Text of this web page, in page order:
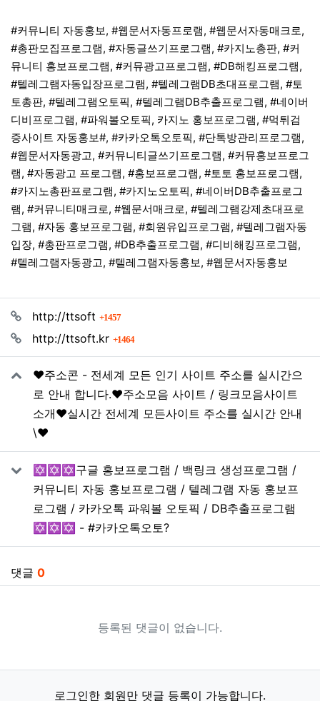
#커뮤니티 자동홍보, #웹문서자동프로램, #웹문서자동매크로,
#총판모집프로그램, #자동글쓰기프로그램, #카지노총판, #커
뮤니티 홍보프로그램, #커뮤광고프로그램, #DB해킹프로그램,
#텔레그램자동입장프로그램, #텔레그램DB초대프로그램, #토
토총판, #텔레그램오토픽, #텔레그램DB추출프로그램, #네이버
디비프로그램, #파워볼오토픽, 카지노 홍보프로그램, #먹튀검
증사이트 자동홍보#, #카카오톡오토픽, #단톡방관리프로그램,
#웹문서자동광고, #커뮤니티글쓰기프로그램, #커뮤홍보프로그
램, #자동광고 프로그램, #홍보프로그램, #토토 홍보프로그램,
#카지노총판프로그램, #카지노오토픽, #네이버DB추출프로그
램, #커뮤니티매크로, #웹문서매크로, #텔레그램강제초대프로
그램, #자동 홍보프로그램, #회원유입프로그램, #텔레그램자동
입장, #총판프로그램, #DB추출프로그램, #디비해킹프로그램,
#텔레그램자동광고, #텔레그램자동홍보, #웹문서자동홍보
http://ttsoft 1457회 연결
http://ttsoft.kr
1464회 연결
❤️주소콘 - 전세계 모든 인기 사이트 주소를 실시간으
로 안내 합니다.❤️주소모음 사이트 / 링크모음사이트
소개❤️실시간 전세계 모든사이트 주소를 실시간 안내
\❤️
✡️✡️✡️구글 홍보프로그램 / 백링크 생성프로그램 /
커뮤니티 자동 홍보프로그램 / 텔레그램 자동 홍보프
로그램 / 카카오톡 파워볼 오토픽 / DB추출프로그램
✡️✡️✡️ - #카카오톡오토?
댓글 0
등록된 댓글이 없습니다.
로그인한 회원만 댓글 등록이 가능합니다.